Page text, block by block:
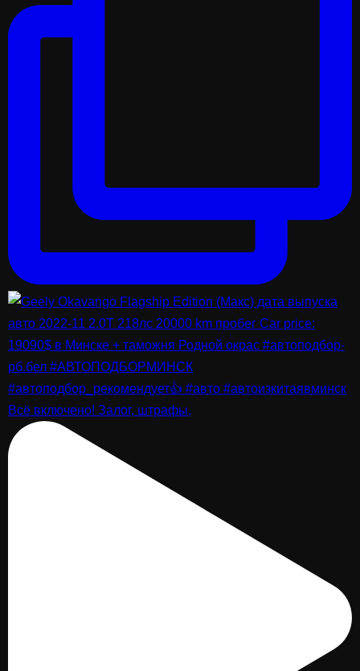
Всё включено! Залог, штрафы,